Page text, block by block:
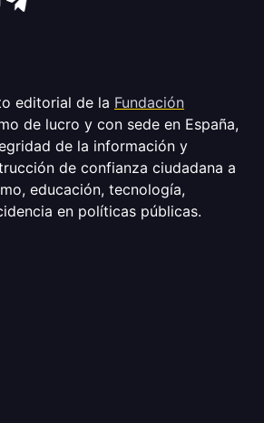
editorial de la Fundación
de lucro y con sede en España,
de la información y
de confianza ciudadana a
educación, tecnología,
en políticas públicas.